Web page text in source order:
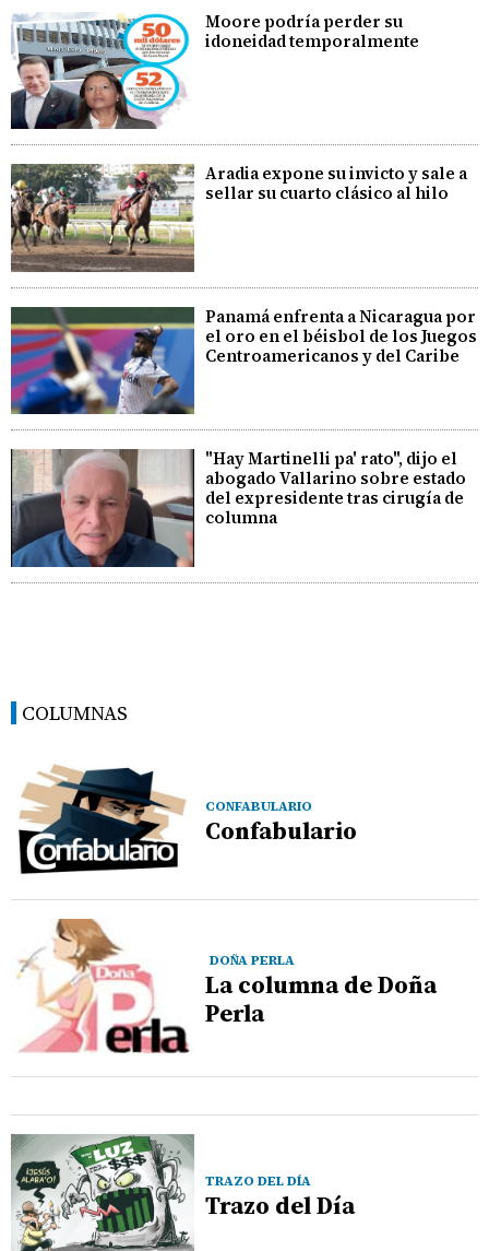
Moore podría perder su
idoneidad temporalmente
Aradia expone su invicto y sale a
sellar su cuarto clásico al hilo
Panamá enfrenta a Nicaragua por
el oro en el béisbol de los Juegos
Centroamericanos y del Caribe
"Hay Martinelli pa' rato", dijo el
abogado Vallarino sobre estado
del expresidente tras cirugía de
columna
COLUMNAS
CONFABULARIO
Confabulario
DOÑA PERLA
La columna de Doña
Perla
TRAZO DEL DÍA
Trazo del Día